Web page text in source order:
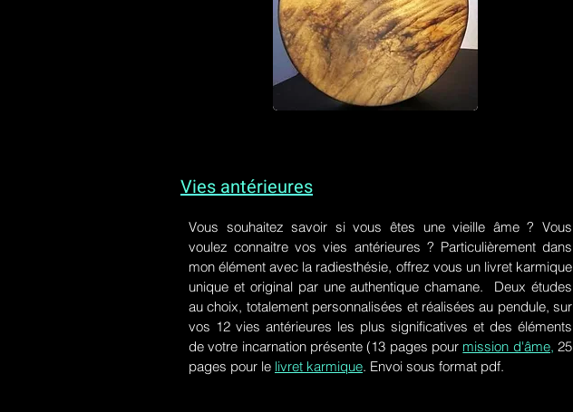
Vies antérieures
Vous souhaitez savoir si vous êtes une vieille âme ? Vous
voulez connaitre vos vies antérieures ? Particulièrement dans
mon élément avec la radiesthésie, offrez vous un livret karmique
unique et original par une authentique chamane. Deux études
au choix, totalement personnalisées et réalisées au pendule, sur
vos 12 vies antérieures les plus significatives et des éléments
de votre incarnation présente (13 pages pour mission d'âme, 25
pages pour le livret karmique. Envoi sous format pdf.